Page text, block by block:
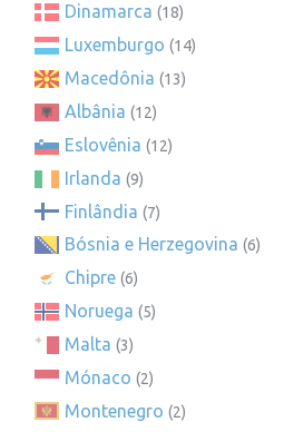
Dinamarca (18)
Luxemburgo (14)
Macedônia (13)
Albânia (12)
Eslovênia (12)
Irlanda (9)
Finlândia (7)
Bósnia e Herzegovina (6)
Chipre (6)
Noruega (5)
Malta (3)
Mónaco (2)
Montenegro (2)